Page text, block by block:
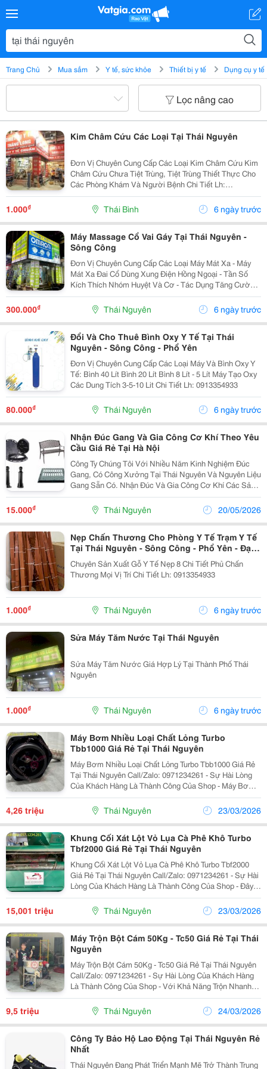
Trang Chủ Mua sắm Y tế, sức khỏe Thiết bị y tế Dụng cụ y tế
Lọc nâng cao
Kim Châm Cứu Các Loại Tại Thái Nguyên
Đơn Vị Chuyên Cung Cấp Các Loại Kim Châm Cứu Kim
Châm Cứu Chưa Tiệt Trùng, Tiệt Trùng Thiết Thực Cho
Các Phòng Khám Và Người Bệnh Chi Tiết Lh:
0913354933
1.000₫ Thái Bình 6 ngày trước
Máy Massage Cổ Vai Gáy Tại Thái Nguyên -
Sông Công
Đơn Vị Chuyên Cung Cấp Các Loại Máy Mát Xa - Máy
Mát Xa Đai Cổ Dùng Xung Điện Hồng Ngoại - Tần Số
Kích Thích Nhóm Huyệt Và Cơ - Tác Dụng Tăng Cường
Nuôi Dưỡng, Giãn Cơ, Giảm Đau Nhanh, Hạn Chế Quá
Trình Thoái Hóa Đốt Sống Chi Tiết Lh:...
300.000₫ Thái Nguyên 6 ngày trước
Đổi Và Cho Thuê Bình Oxy Y Tế Tại Thái
Nguyên - Sông Công - Phổ Yên
Đơn Vị Chuyên Cung Cấp Các Loại Máy Và Bình Oxy Y
Tế: Bình 40 Lít Bình 20 Lít Bình 8 Lít - 5 Lít Máy Tạo Oxy
Các Dung Tích 3-5-10 Lit Chi Tiết Lh: 0913354933
80.000₫ Thái Nguyên 6 ngày trước
Nhận Đúc Gang Và Gia Công Cơ Khí Theo Yêu
Cầu Giá Rẻ Tại Hà Nội
Công Ty Chúng Tôi Với Nhiều Năm Kinh Nghiệm Đúc
Gang, Có Công Xưởng Tại Thái Nguyên Và Nguyên Liệu
Gang Sẵn Có. Nhận Đúc Và Gia Công Cơ Khí Các Sản
Phẩm Bằng Gang (Gang Cầu, Gang Xám, Gang Chịu
Nhiệt) Với Các Sản Phẩm Được Khách Hàng Lựa Chọn
Như: ...
15.000₫ Thái Nguyên 20/05/2026
Nẹp Chấn Thương Cho Phòng Y Tế Trạm Y Tế
Tại Thái Nguyên - Sông Công - Phổ Yên - Đại
Từ
Chuyên Sản Xuất Gỗ Y Tế Nẹp 8 Chi Tiết Phủ Chấn
Thương Mọi Vị Trí Chi Tiết Lh: 0913354933
1.000₫ Thái Nguyên 6 ngày trước
Sửa Máy Tăm Nước Tại Thái Nguyên
Sửa Máy Tăm Nước Giá Hợp Lý Tại Thành Phố Thái
Nguyên
1.000₫ Thái Nguyên 6 ngày trước
Máy Bơm Nhiều Loại Chất Lỏng Turbo
Tbb1000 Giá Rẻ Tại Thái Nguyên
Máy Bơm Nhiều Loại Chất Lỏng Turbo Tbb1000 Giá Rẻ
Tại Thái Nguyên Call/Zalo: 0971234261 - Sự Hài Lòng
Của Khách Hàng Là Thành Công Của Shop - Máy Bơm
Hóa Chất, Dầu Nhớt Turbo Tbb1000 Chuyên Dụng Dùng
Để Bơm, Hút Các Loại Chất Lỏng Như Dầu Nhớt,...
4,26 triệu Thái Nguyên 23/03/2026
Khung Cối Xát Lột Vỏ Lụa Cà Phê Khô Turbo
Tbf2000 Giá Rẻ Tại Thái Nguyên
Khung Cối Xát Lột Vỏ Lụa Cà Phê Khô Turbo Tbf2000
Giá Rẻ Tại Thái Nguyên Call/Zalo: 0971234261 - Sự Hài
Lòng Của Khách Hàng Là Thành Công Của Shop - Đây
Là Dòng Máy Chuyên Dùng Để Bóc Vỏ Trấu (Vỏ Lụa)
Của Cà Phê Khô Sau Quá Trình Phơi Sấy. -...
15,001 triệu Thái Nguyên 23/03/2026
Máy Trộn Bột Cám 50Kg - Tc50 Giá Rẻ Tại Thái
Nguyên
Máy Trộn Bột Cám 50Kg - Tc50 Giá Rẻ Tại Thái Nguyên
Call/Zalo: 0971234261 - Sự Hài Lòng Của Khách Hàng
Là Thành Công Của Shop - Với Khả Năng Trộn Nhanh
50Kg/Mẻ, Máy Giúp Bà Con Phối Trộn Đều Cám, Ngô,
Bột Gạo, Bột Cá, Bột Xương, Rau Củ Thái...
9,5 triệu Thái Nguyên 24/03/2026
Công Ty Bảo Hộ Lao Động Tại Thái Nguyên Rẻ
Nhất
Thái Nguyên Đang Phát Triển Mạnh Mẽ Trở Thành Trung